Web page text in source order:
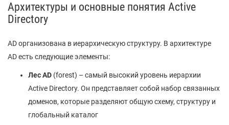
Архитектуры и основные понятия Active
Directory
AD организована в иерархическую структуру. В архитектуре
AD есть следующие элементы:
Лес AD (forest) – самый высокий уровень иерархии
Active Directory. Он представляет собой набор связанных
доменов, которые разделяют общую схему, структуру и
глобальный каталог